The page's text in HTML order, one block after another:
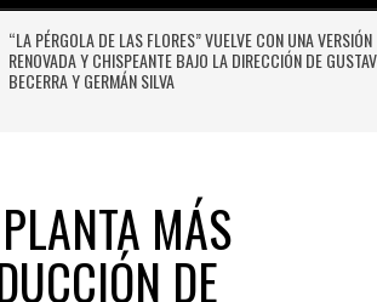
“LA PÉRGOLA DE LAS FLORES” VUELVE CON UNA VERSIÓN
RENOVADA Y CHISPEANTE BAJO LA DIRECCIÓN DE
BECERRA Y GERMÁN SILVA
MÁS
DE